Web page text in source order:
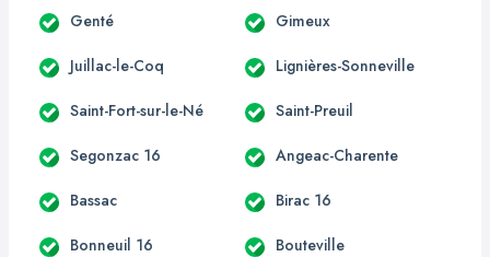
Genté Gimeux
Juillac-le-Coq Lignières-Sonneville
Saint-Fort-sur-le-Né Saint-Preuil
Segonzac 16 Angeac-Charente
Bassac Birac 16
Bonneuil 16 Bouteville